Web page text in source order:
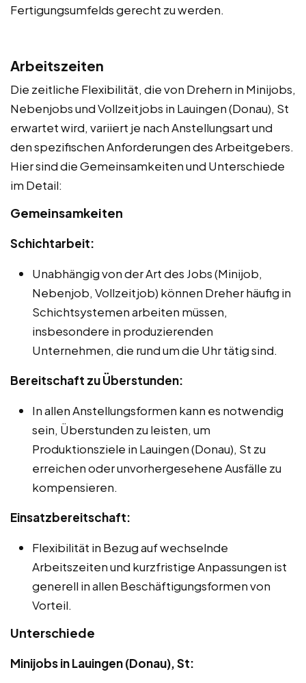
Fertigungsumfelds gerecht zu werden.
Arbeitszeiten
Die zeitliche Flexibilität, die von Drehern in Minijobs,
Nebenjobs und Vollzeitjobs in Lauingen (Donau), St
erwartet wird, variiert je nach Anstellungsart und
den spezifischen Anforderungen des Arbeitgebers.
Hier sind die Gemeinsamkeiten und Unterschiede
im Detail:
Gemeinsamkeiten
Schichtarbeit:
Unabhängig von der Art des Jobs (Minijob,
Nebenjob, Vollzeitjob) können Dreher häufig in
Schichtsystemen arbeiten müssen,
insbesondere in produzierenden
Unternehmen, die rund um die Uhr tätig sind.
Bereitschaft zu Überstunden:
In allen Anstellungsformen kann es notwendig
sein, Überstunden zu leisten, um
Produktionsziele in Lauingen (Donau), St zu
erreichen oder unvorhergesehene Ausfälle zu
kompensieren.
Einsatzbereitschaft:
Flexibilität in Bezug auf wechselnde
Arbeitszeiten und kurzfristige Anpassungen ist
generell in allen Beschäftigungsformen von
Vorteil.
Unterschiede
Minijobs in Lauingen (Donau), St: